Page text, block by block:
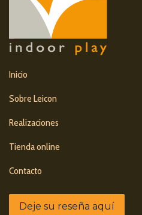
Inicio
Sobre Leicon
Realizaciones
Tienda online
Contacto
Deje su reseña aquí